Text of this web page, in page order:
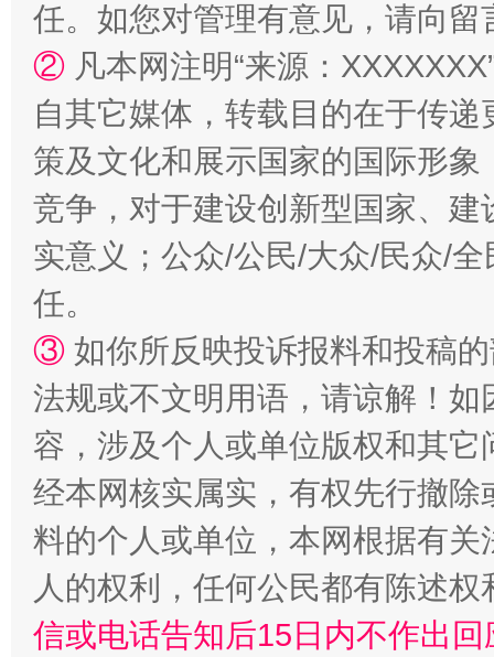
漫山遍野的桃花与雪山、麦地、白藏房 除
招工难、用工荒背后
任。如您对管理有意见，请向
② 凡本网注明“来源：
自其它媒体，转载目的在于传
策及文化和展示国家的国际形
竞争，对于建设创新型国家、
实意义；公众/公民/大众/民众/
任。
③ 如你所反映投诉报料和投稿
法规或不文明用语，请谅解！
容，涉及个人或单位版权和其它
经本网核实属实，有权先行撤
料的个人或单位，本网根据有
人的权利，任何公民都有陈述
信或电话告知后15日内不作出